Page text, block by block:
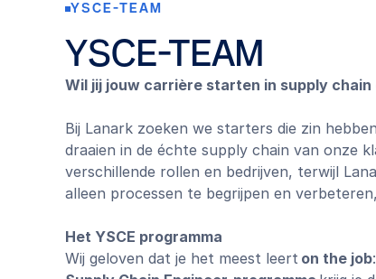
YSCE-TEAM
YSCE-TEAM
Wil jij jouw carrière starten in supply
Bij Lanark zoeken we starters die zin
draaien in de échte supply chain van onze
verschillende rollen en bedrijven, terwijl
alleen processen te begrijpen en
Het YSCE programma
Wij geloven dat je het meest leert on the job